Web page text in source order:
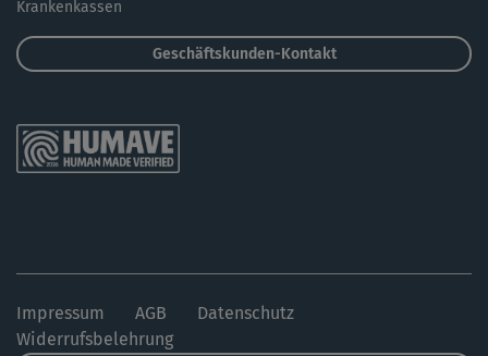
Krankenkassen
Geschäftskunden-Kontakt
Impressum AGB
Datenschutz
Widerrufsbelehrung